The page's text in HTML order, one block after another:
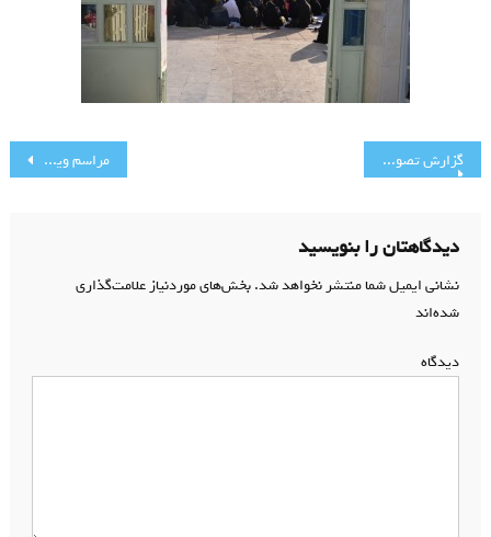
راهبری
مراسم ویژه شهادت حضرت امام جواد(ع) گزارش تصویری نماز عید سعید قربان
دیدگاهتان را بنویسید
نشانی ایمیل شما منتشر نخواهد شد.بخش‌های موردنیاز علامت‌گذاری
شده‌اند
دیدگاه